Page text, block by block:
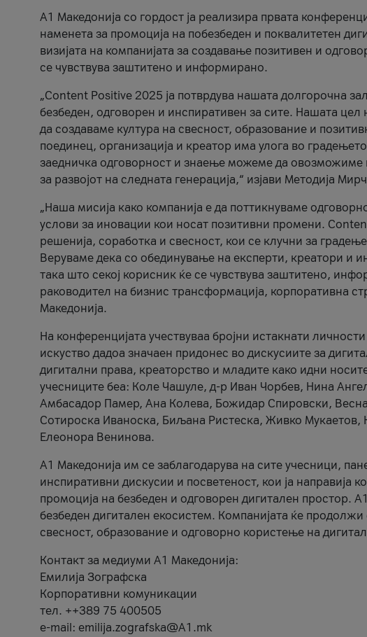
А1 Македонија со гордост ја реализира првата
наменета за промоција на побезбеден и поквалитетен
визијата на компанијата за создавање позитивен и
се чувствува заштитено и информирано.
„Content Positive 2025 ја потврдува нашата долгорочна
безбеден, одговорен и инспиративен за сите. Нашата
да создаваме култура на свесност, образование и
поединец, организација и креатор има улога во
заедничка одговорност и знаење можеме да овозможиме
за развојот на следната генерација,“ изјави Методија
„Наша мисија како компанија е да поттикнуваме
услови за иновации кои носат позитивни промени.
решенија, соработка и свесност, кои се клучни за
Веруваме дека со обединување на експерти, креатори и
така што секој корисник ќе се чувствува заштитено,
раководител на бизнис трансформација, корпоративна
Македонија.
На конференцијата учествуваа бројни истакнати
искуство дадоа значаен придонес во дискусиите за
дигитални права, креаторство и младите како идни
учесниците беа: Коле Чашуле, д-р Иван Чорбев, Нина
Амбасадор Памер, Ана Колева, Божидар Спировски,
Сотироска Иваноска, Биљана Ристеска, Живко
Елеонора Венинова.
А1 Македонија им се заблагодарува на сите учесници,
инспиративни дискусии и посветеност, кои ја направија
промоција на безбеден и одговорен дигитален простор.
безбеден дигитален екосистем. Компанијата ќе
свесност, образование и одговорно користење на
Контакт за медиуми А1 Македонија:
Емилија Зографска
Корпоративни комуникации
тел. ++389 75 400505
e-mail: emilija.zografska@A1.mk